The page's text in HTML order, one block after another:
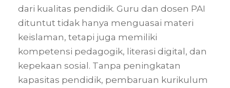
dari kualitas pendidik. Guru dan dosen PAI
dituntut tidak hanya menguasai materi
keislaman, tetapi juga memiliki
kompetensi pedagogik, literasi digital, dan
kepekaan sosial. Tanpa peningkatan
kapasitas pendidik, pembaruan kurikulum